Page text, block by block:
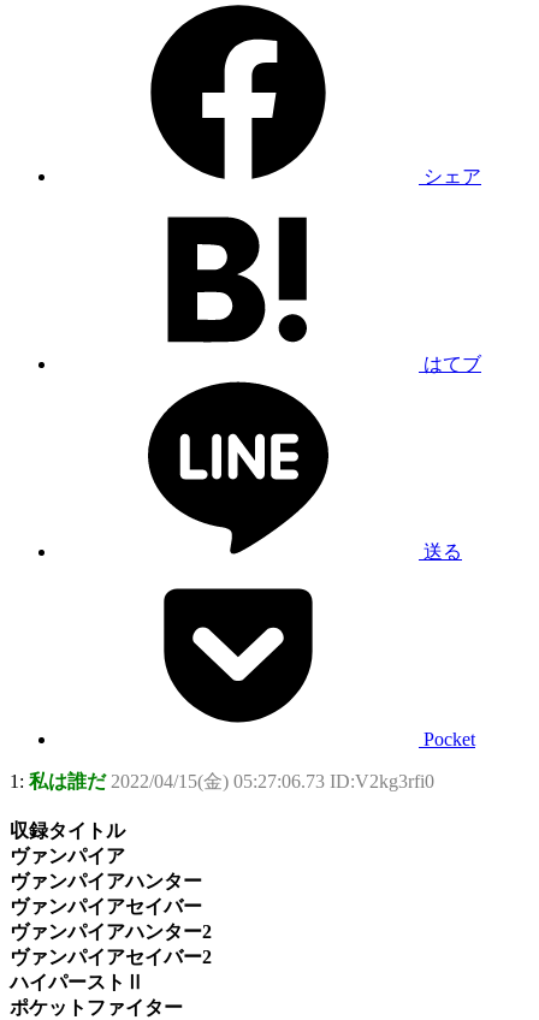
シェア
はてブ
送る
Pocket
1: 私は誰だ 2022/04/15(金) 05:27:06.73 ID:V2kg3rfi0
収録タイトル
ヴァンパイア
ヴァンパイアハンター
ヴァンパイアセイバー
ヴァンパイアハンター2
ヴァンパイアセイバー2
ハイパーストⅡ
ポケットファイター